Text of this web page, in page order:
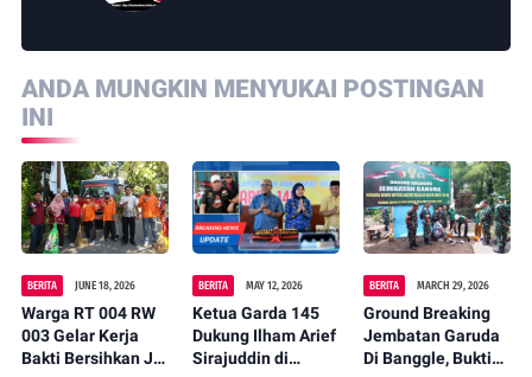
ANDA MUNGKIN MENYUKAI POSTINGAN
INI
BERITA JUNE 18, 2026
Warga RT 004 RW
003 Gelar Kerja
Bakti Bersihkan Jl.
BERITA MAY 12, 2026
Ketua Garda 145
Dukung Ilham Arief
Sirajuddin di
BERITA MARCH 29, 2026
Ground Breaking
Jembatan Garuda
Di Banggle, Bukti